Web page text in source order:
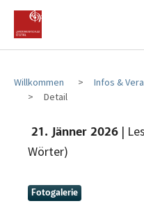
Zum Hauptinhalt
Zum Fußbereich
Willkommen Infos &
Detail
21. Jänner 2026 |
Wörter)
Fotogalerie